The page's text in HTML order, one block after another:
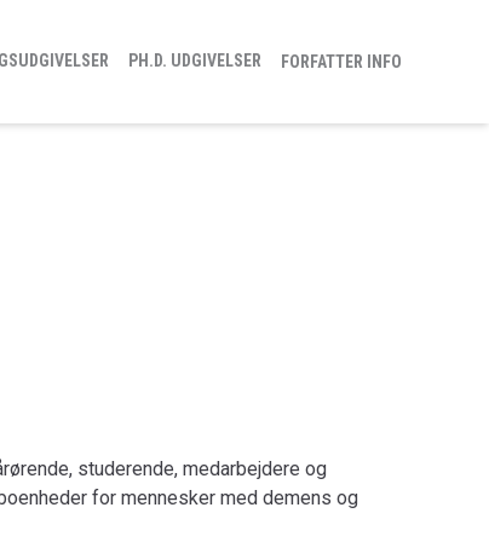
PH.D. UDGIVELSER FORFATTER INFO
studerende, medarbejdere og
for mennesker med demens og
på interview og observationer på to